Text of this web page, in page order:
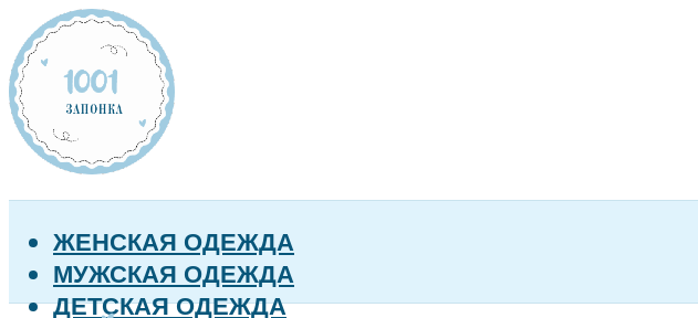
ЖЕНСКАЯ ОДЕЖДА
МУЖСКАЯ ОДЕЖДА
ДЕТСКАЯ ОДЕЖДА